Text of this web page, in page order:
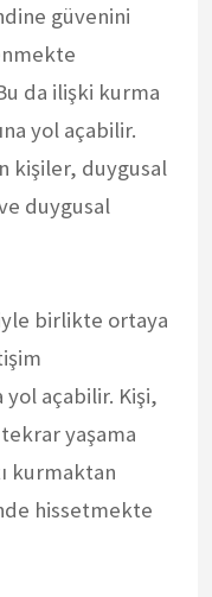
güvenini
da ilişki kurma
yol açabilir.
kişiler, duygusal
duygusal
birlikte ortaya
açabilir. Kişi,
yaşama
kurmaktan
hissetmekte